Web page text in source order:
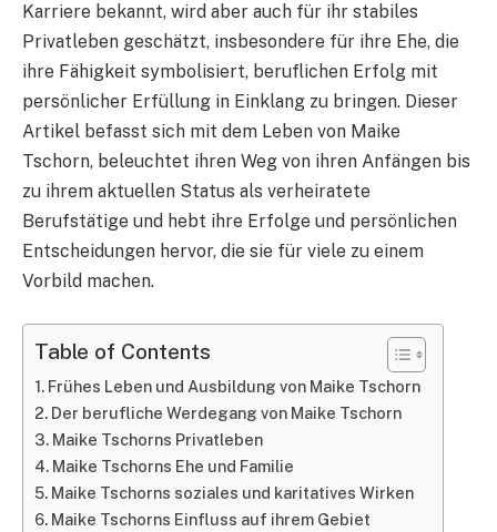
Karriere bekannt, wird aber auch für ihr stabiles
Privatleben geschätzt, insbesondere für ihre Ehe, die
ihre Fähigkeit symbolisiert, beruflichen Erfolg mit
persönlicher Erfüllung in Einklang zu bringen. Dieser
Artikel befasst sich mit dem Leben von Maike
Tschorn, beleuchtet ihren Weg von ihren Anfängen bis
zu ihrem aktuellen Status als verheiratete
Berufstätige und hebt ihre Erfolge und persönlichen
Entscheidungen hervor, die sie für viele zu einem
Vorbild machen.
Table of Contents
Frühes Leben und Ausbildung von Maike Tschorn
Der berufliche Werdegang von Maike Tschorn
Maike Tschorns Privatleben
Maike Tschorns Ehe und Familie
Maike Tschorns soziales und karitatives Wirken
Maike Tschorns Einfluss auf ihrem Gebiet